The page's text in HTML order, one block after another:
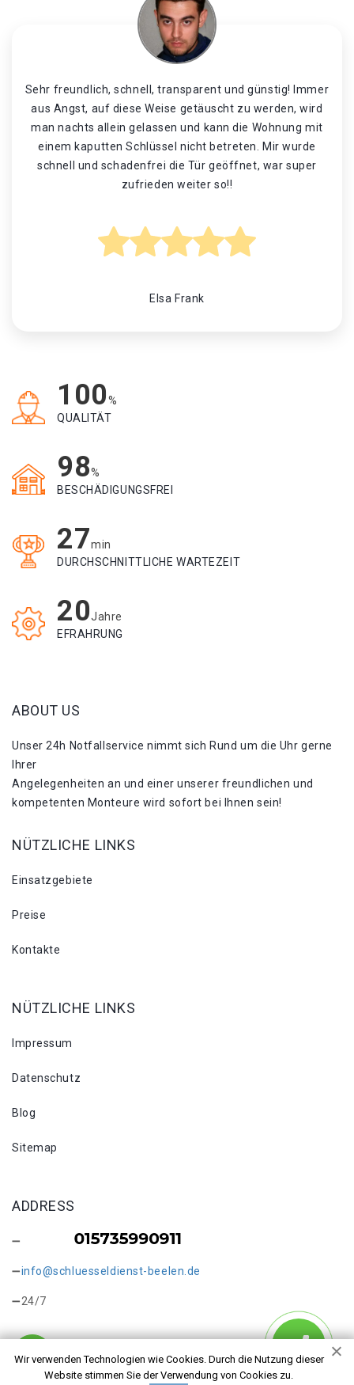
Sehr freundlich, schnell, transparent und günstig! Immer
aus Angst, auf diese Weise getäuscht zu werden, wird
man nachts allein gelassen und kann die Wohnung mit
einem kaputten Schlüssel nicht betreten. Mir wurde
schnell und schadenfrei die Tür geöffnet, war super
zufrieden weiter so!!
Elsa Frank
100%
QUALITÄT
98%
BESCHÄDIGUNGSFREI
27min
DURCHSCHNITTLICHE WARTEZEIT
20Jahre
EFRAHRUNG
Wir verwenden Technologien wie Cookies. Durch die Nutzung dieser
Website stimmen Sie der Verwendung von Cookies zu.
ABOUT US
Unser 24h Notfallservice nimmt sich Rund um die Uhr gerne
Ihrer
Angelegenheiten an und einer unserer freundlichen und
kompetenten Monteure wird sofort bei Ihnen sein!
NÜTZLICHE LINKS
Einsatzgebiete
Preise
Kontakte
NÜTZLICHE LINKS
Impressum
Datenschutz
Blog
Sitemap
ADDRESS
info@schluesseldienst-beelen.de
24/7